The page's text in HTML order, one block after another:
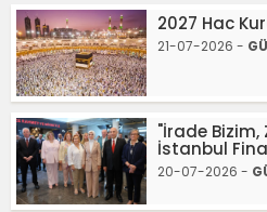
2027 Hac
21-07-2026 -
"İrade Bizim,
İstanbul
20-07-2026 -